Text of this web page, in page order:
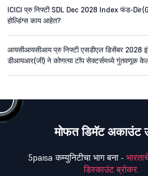
ICICI प्रु निफ्टी SDL Dec 2028 Index फंड-
होल्डिंग्स काय आहेत?
आयसीआयसीआय प्रु निफ्टी एसडीएल डिसेंबर 2028
डीआयआर(जी) ने कोणत्या टॉप सेक्टर्समध्ये गुंतवणूक
मोफत डिमॅट अकाउंट
5paisa कम्युनिटीचा भाग बना -
डिस्काउंट ब्रोकर.